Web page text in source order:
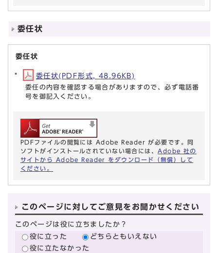
委任状
委任状
委任状(PDF形式, 48.96KB)
委任の内容を確認する場合がありますので、必ず電話番
号を御記入ください。
PDFファイルの閲覧には Adobe Reader が必要です。同
ソフトがインストールされていない場合には、 Adobe 社の
サイトから Adobe Reader をダウンロード（無償）して
ください。
このページに対してご意見をお聞かせください
このページは役に立ちましたか？
役に立った
どちらともいえない
役に立たなかった